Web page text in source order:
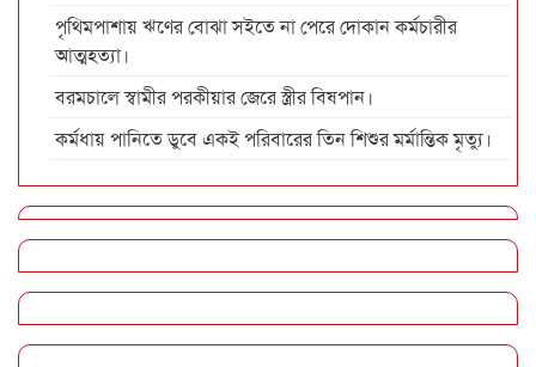
পৃথিমপাশায় ঋণের বোঝা সইতে না পেরে দোকান কর্মচারীর
আত্মহত্যা।
বরমচালে স্বামীর পরকীয়ার জেরে স্ত্রীর বিষপান।
কর্মধায় পানিতে ডুবে একই পরিবারের তিন শিশুর মর্মান্তিক মৃত্যু।